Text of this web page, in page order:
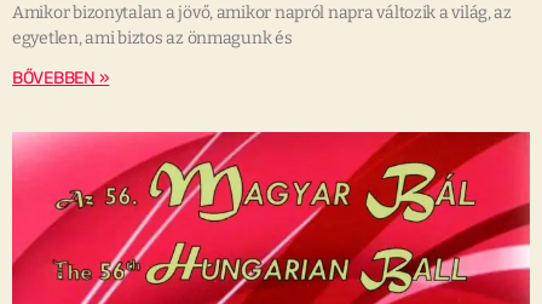
Amikor bizonytalan a jövő, amikor napról napra változik a világ, az
egyetlen, ami biztos az önmagunk és
BŐVEBBEN »